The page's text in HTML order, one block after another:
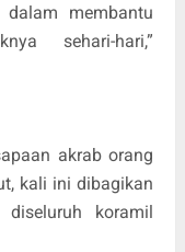
membantu
sehari-hari,”
akrab orang
kali ini dibagikan
koramil